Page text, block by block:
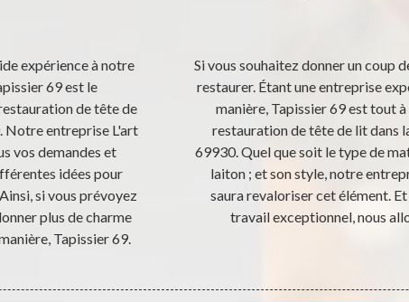
expérience à notre
69 est le
de tête de
Notre entreprise L'art
vos demandes et
idées pour
si vous prévoyez
plus de charme
Tapissier 69.
Si vous souhaitez donner un coup
restaurer. Étant une entreprise
manière, Tapissier 69 est tout
restauration de tête de lit dans
69930. Quel que soit le type de
laiton ; et son style, notre
saura revaloriser cet élément.
travail exceptionnel, nous